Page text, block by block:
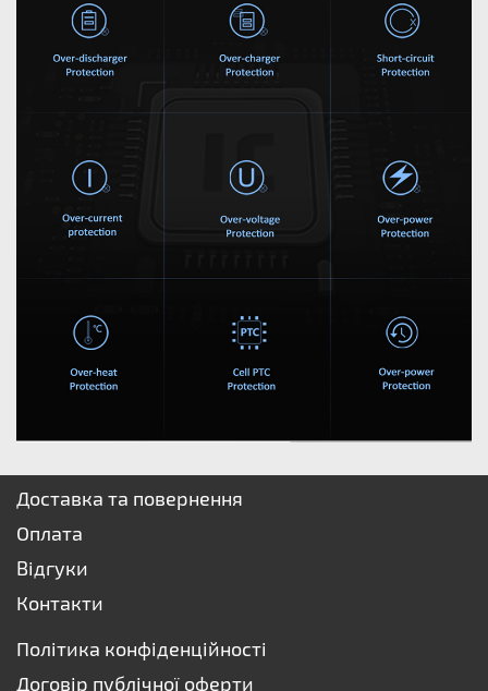
Доставка та повернення
Оплата
Відгуки
Контакти
Політика конфіденційності
Договір публічної оферти